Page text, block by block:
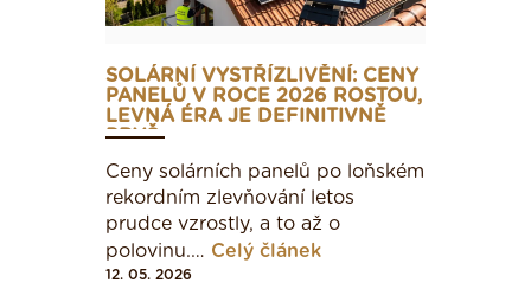
SOLÁRNÍ VYSTŘÍZLIVĚNÍ: CENY
PANELŮ V ROCE 2026 ROSTOU,
LEVNÁ ÉRA JE DEFINITIVNĚ
PRYČ
Ceny solárních panelů po loňském
rekordním zlevňování letos
prudce vzrostly, a to až o
polovinu.… Celý článek
12. 05. 2026